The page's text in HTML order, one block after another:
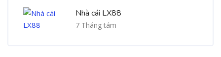
Nhà cái LX88
7 Tháng tám